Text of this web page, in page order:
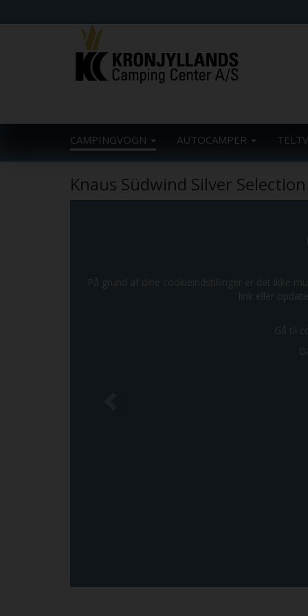
CAMPINGVOGN AUTOCAMPER
Knaus Südwind Silver
På grund af dine cookieindstillinger er det ikke
link eller
Gå til